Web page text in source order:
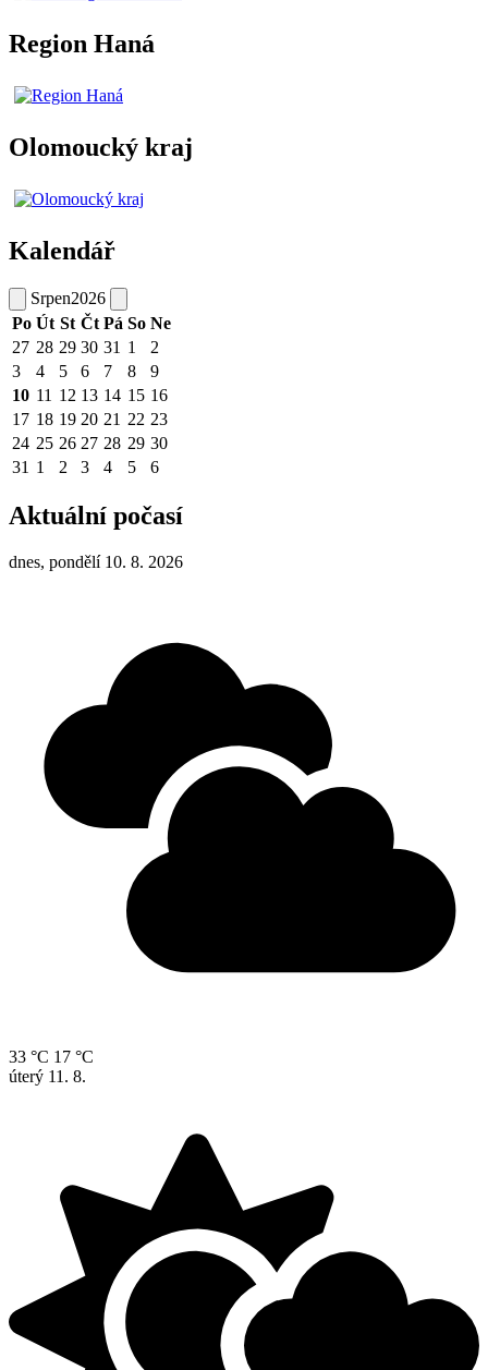
Region Haná
Olomoucký kraj
Kalendář
Srpen2026
Po Út St Čt Pá So Ne
27 28 29 30 31 1
2
3
4 5 6 7 8
9
10 11 12 13 14 15 16
17 18 19 20 21 22 23
24 25 26 27 28 29 30
31 1 2 3 4 5 6
Aktuální počasí
dnes, pondělí 10. 8. 2026
33 °C 17 °C
úterý 11. 8.